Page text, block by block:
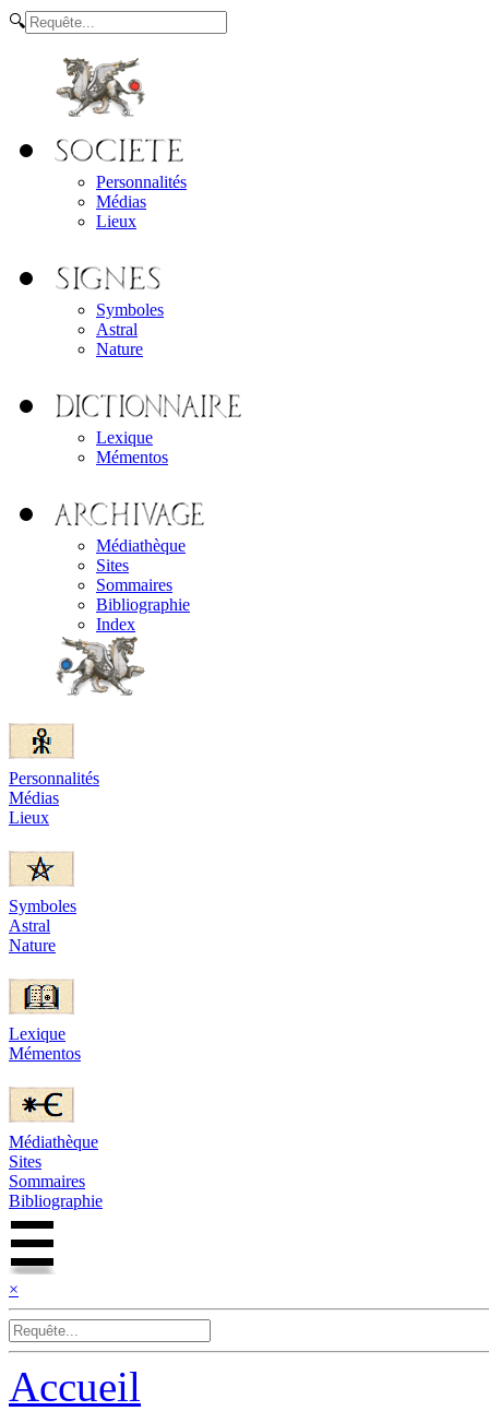
🔍
Personnalités
Médias
Lieux
Symboles
Astral
Nature
Lexique
Mémentos
Médiathèque
Sites
Sommaires
Bibliographie
Index
Personnalités
Médias
Lieux
Symboles
Astral
Nature
Lexique
Mémentos
Médiathèque
Sites
Sommaires
Bibliographie
×
Accueil